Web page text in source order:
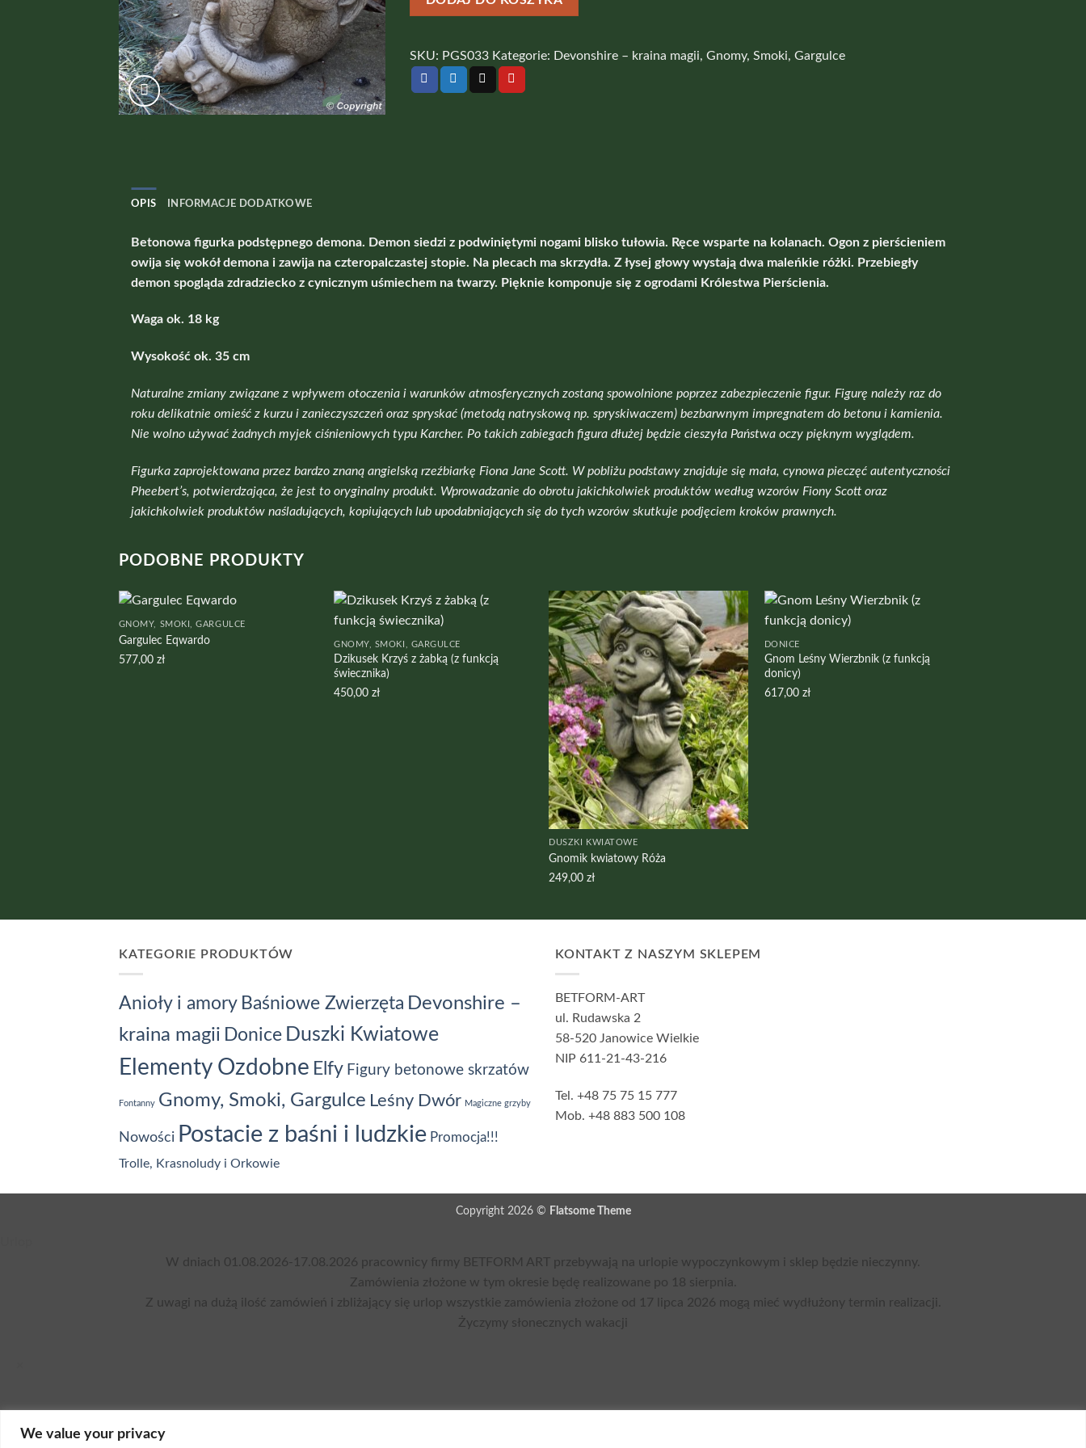
We value your privacy
SKU: PGS033 Kategorie: Devonshire – kraina magii, Gnomy, Smoki, Gargulce
OPIS INFORMACJE DODATKOWE
Betonowa figurka podstępnego demona. Demon siedzi z podwiniętymi nogami blisko tułowia. Ręce wsparte na kolanach. Ogon z pierścieniem
owija się wokół demona i zawija na czteropalczastej stopie. Na plecach ma skrzydła. Z łysej głowy wystają dwa maleńkie różki. Przebiegły
demon spogląda zdradziecko z cynicznym uśmiechem na twarzy. Pięknie komponuje się z ogrodami Królestwa Pierścienia.
Waga ok. 18 kg
Wysokość ok. 35 cm
Naturalne zmiany związane z wpływem otoczenia i warunków atmosferycznych zostaną spowolnione poprzez zabezpieczenie figur. Figurę należy raz do
roku delikatnie omieść z kurzu i zanieczyszczeń oraz spryskać (metodą natryskową np. spryskiwaczem) bezbarwnym impregnatem do betonu i kamienia.
Nie wolno używać żadnych myjek ciśnieniowych typu Karcher. Po takich zabiegach figura dłużej będzie cieszyła Państwa oczy pięknym wyglądem.
Figurka zaprojektowana przez bardzo znaną angielską rzeźbiarkę Fiona Jane Scott. W pobliżu podstawy znajduje się mała, cynowa pieczęć autentyczności
Pheebert’s, potwierdzająca, że jest to oryginalny produkt. Wprowadzanie do obrotu jakichkolwiek produktów według wzorów Fiony Scott oraz
jakichkolwiek produktów naśladujących, kopiujących lub upodabniających się do tych wzorów skutkuje podjęciem kroków prawnych.
PODOBNE PRODUKTY
GNOMY, SMOKI, GARGULCE
Gargulec Eqwardo
577,00 zł
GNOMY, SMOKI, GARGULCE
Dzikusek Krzyś z żabką (z funkcją
świecznika)
450,00zł
DUSZKI KWIATOWE
Gnomik kwiatowy Róża
249,00zł
DONICE
Gnom Leśny Wierzbnik (z funkcją
donicy)
617,00 zł
KATEGORIE PRODUKTÓW
Anioły i amory Baśniowe Zwierzęta Devonshire –
kraina magii Donice Duszki Kwiatowe
Elementy Ozdobne Elfy Figury betonowe skrzatów
Fontanny Gnomy, Smoki, Gargulce Leśny Dwór Magiczne grzyby
Nowości Postacie z baśni i ludzkie Promocja!!!
Trolle, Krasnoludy i Orkowie
KONTAKT Z NASZYM SKLEPEM
BETFORM-ART
ul. Rudawska 2
58-520 Janowice Wielkie
NIP 611-21-43-216
Tel. +48 75 75 15 777
Mob. +48 883 500 108
Copyright 2026 © Flatsome Theme
W dniach 01.08.2026-17.08.2026 pracownicy firmy BETFORM ART przebywają na urlopie wypoczynkowym i sklep będzie nieczynny.
Zamówienia złożone w tym okresie będę realizowane po 18 sierpnia.
Z uwagi na dużą ilość zamówień i zbliżający się urlop wszystkie zamówienia złożone od 17 lipca 2026 mogą mieć wydłużony termin realizacji.
Życzymy słonecznych wakacji